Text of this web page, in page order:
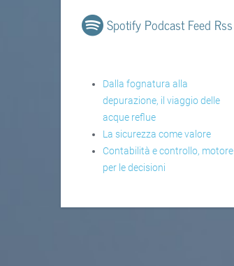
Spotify Podcast Feed Rss
Dalla fognatura alla
depurazione, il viaggio delle
acque reflue
La sicurezza come valore
Contabilità e controllo, motore
per le decisioni